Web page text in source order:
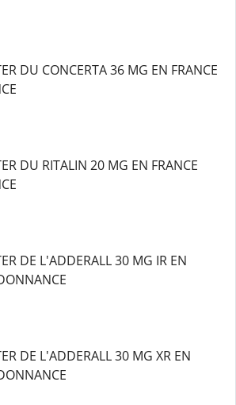
DU CONCERTA 36 MG EN FRANCE
DU RITALIN 20 MG EN FRANCE
DE L'ADDERALL 30 MG IR EN
DE L'ADDERALL 30 MG XR EN